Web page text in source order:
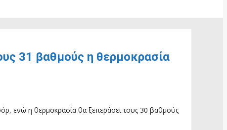
31 βαθμούς η θερμοκρασία
ενώ η θερμοκρασία θα ξεπεράσει τους 30 βαθμούς